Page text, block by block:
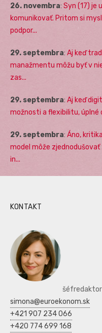
26. novembra: Syn (17) je
komunikovať. Pritom si
podpor...
29. septembra: Aj keď
manažmentu môžu byť v
zas...
29. septembra: Aj keď
možnosti a flexibilitu,
29. septembra: Áno,
model môže
in...
KONTAKT
simona@euroekonom.sk
+421 907 234 066
+420 774 699 168